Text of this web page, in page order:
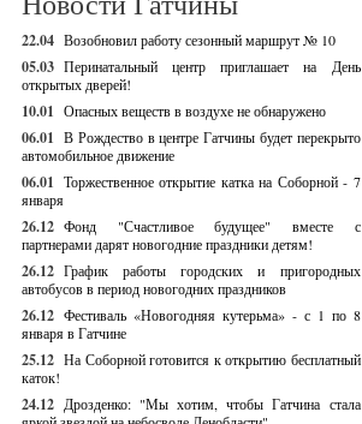
22.04 Возобновил работу сезонный маршрут № 10
05.03 Перинатальный центр приглашает на День
открытых дверей!
10.01 Опасных веществ в воздухе не обнаружено
06.01 В Рождество в центре Гатчины будет перекрыто
автомобильное движение
06.01 Торжественное открытие катка на Соборной - 7
января
26.12 Фонд "Счастливое будущее" вместе с
партнерами дарят новогодние праздники детям!
26.12 График работы городских и пригородных
автобусов в период новогодних праздников
26.12 Фестиваль «Новогодняя кутерьма» - с 1 по 8
января в Гатчине
25.12 На Соборной готовится к открытию бесплатный
каток!
24.12 Дрозденко: "Мы хотим, чтобы Гатчина стала